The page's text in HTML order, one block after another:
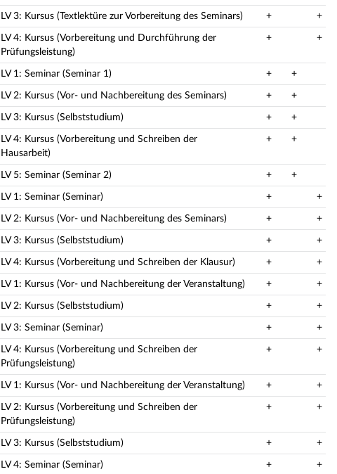
LV 3: Kursus (Textlektüre zur Vorbereitung des Seminars) + +
LV 4: Kursus (Vorbereitung und Durchführung der
Prüfungsleistung)
+ +
LV 1: Seminar (Seminar 1) + +
LV 2: Kursus (Vor- und Nachbereitung des Seminars) + +
LV 3: Kursus (Selbststudium) + +
LV 4: Kursus (Vorbereitung und Schreiben der
Hausarbeit)
+ +
LV 5: Seminar (Seminar 2) + +
LV 1: Seminar (Seminar) + +
LV 2: Kursus (Vor- und Nachbereitung des Seminars) + +
LV 3: Kursus (Selbststudium) + +
LV 4: Kursus (Vorbereitung und Schreiben der Klausur) + +
LV 1: Kursus (Vor- und Nachbereitung der Veranstaltung) + +
LV 2: Kursus (Selbststudium) + +
LV 3: Seminar (Seminar) + +
LV 4: Kursus (Vorbereitung und Schreiben der
Prüfungsleistung)
+ +
LV 1: Kursus (Vor- und Nachbereitung der Veranstaltung) + +
LV 2: Kursus (Vorbereitung und Schreiben der
Prüfungsleistung)
+ +
LV 3: Kursus (Selbststudium) + +
LV 4: Seminar (Seminar) + +